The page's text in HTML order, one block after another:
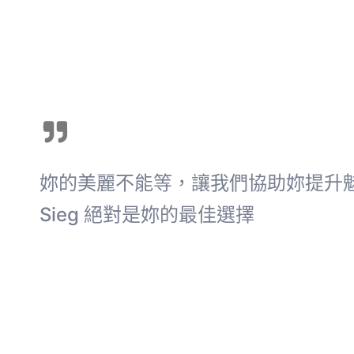
妳的美麗不能等，讓我們協助妳提升
Sieg 絕對是妳的最佳選擇